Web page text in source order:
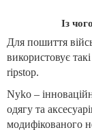
Із
Для пошиття
використовує
ripstop.
Nyko –
одягу та
модифікованого